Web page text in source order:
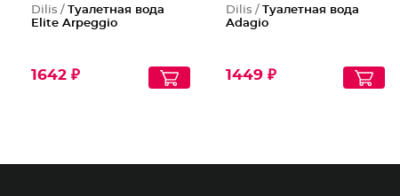
Dilis / Туалетная вода
Elite Arpeggio
1642 ₽
Dilis / Туалетная вода
Adagio
1449 ₽